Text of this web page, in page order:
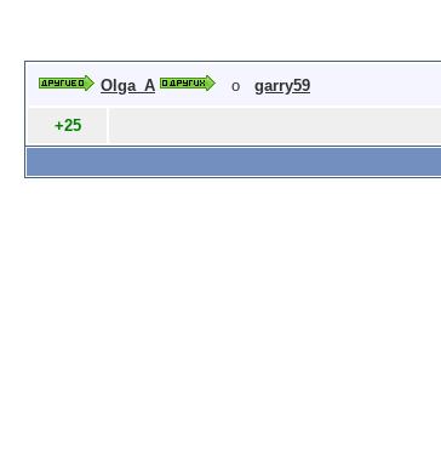
Olga_A о garry59
+25